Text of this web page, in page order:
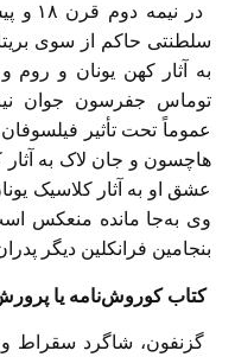
در
سلطنتی حاکم از سوی
به آثار کهن یونان و روم
توماس جفرسون جوان نیز
عموماً تحت تأثیر
هاچسون و جان لاک به آثار
عشق او به آثار کلاسیک
وی به‌جا مانده منعکس
بنجامین فرانکلین دیگر
کتاب کوروش‌نامه یا